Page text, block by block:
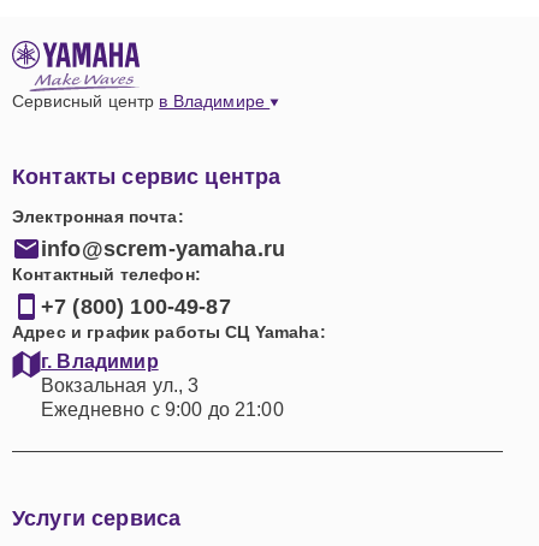
Сервисный центр в Владимире
Контакты сервис центра
Электронная почта:
info@screm-yamaha.ru
Контактный телефон:
+7 (800) 100-49-87
Адрес и график работы СЦ Yamaha:
г. Владимир
Вокзальная ул., 3
Ежедневно с 9:00 до 21:00
Услуги сервиса